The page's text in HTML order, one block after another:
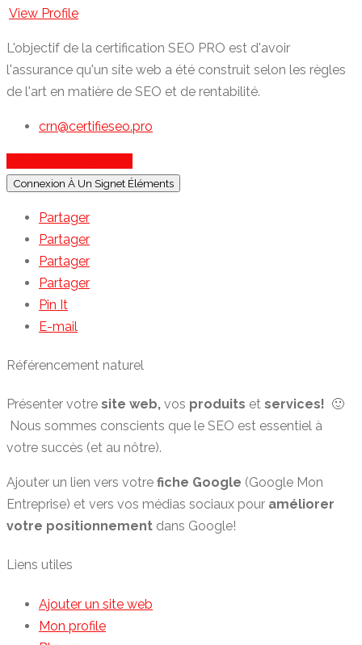
View Profile
L'objectif de la certification SEO PRO est d'avoir
l'assurance qu'un site web a été construit selon les règles
de l'art en matière de SEO et de rentabilité.
crn@certifieseo.pro
Connexion À Un Signet Éléments
Partager
Partager
Partager
Partager
Pin It
E-mail
Référencement naturel
Présenter votre site web, vos produits et services! 🙂
Nous sommes conscients que le SEO est essentiel à
votre succès (et au nôtre).
Ajouter un lien vers votre fiche Google (Google Mon
Entreprise) et vers vos médias sociaux pour améliorer
votre positionnement dans Google!
Liens utiles
Ajouter un site web
Mon profile